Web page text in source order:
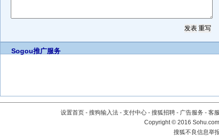
Sogou推广服务
设置首页 - 搜狗输入法 - 支付中心 - 搜狐招聘 - 广告服务 - 客
Copyright©2016
搜狐不良信息举